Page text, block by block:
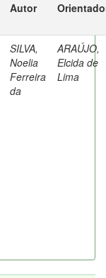
Autor
SILVA,
Noelia
Ferreira
da
ARAÚJO,
Elcida de
Lima